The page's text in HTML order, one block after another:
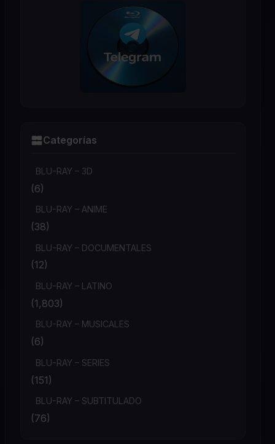
Categorías
BLU-RAY – 3D
(6)
BLU-RAY – ANIME
(38)
BLU-RAY – DOCUMENTALES
(12)
BLU-RAY – LATINO
(1,803)
BLU-RAY – MUSICALES
(6)
BLU-RAY – SERIES
(151)
BLU-RAY – SUBTITULADO
(76)